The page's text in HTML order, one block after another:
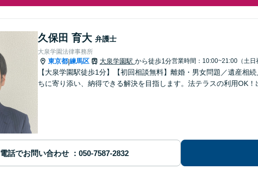
久保田 育大 弁護士
大泉学園法律事務所
東京都|練馬区 大泉学園駅 から徒歩1分営業時間：10:00~21:00（土日
【大泉学園駅徒歩1分】【初回相談無料】離婚・男女問題／遺産相
ちに寄り添い、納得できる解決を目指します。法テラスの利用OK
電話でお問い合わせ